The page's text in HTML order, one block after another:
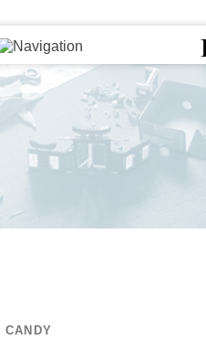
CANDY